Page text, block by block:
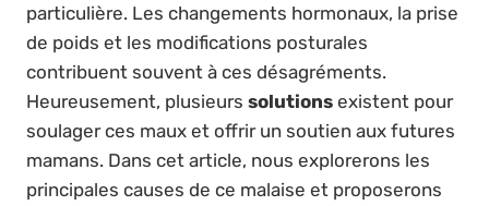
particulière. Les changements hormonaux, la prise
de poids et les modifications posturales
contribuent souvent à ces désagréments.
Heureusement, plusieurs solutions existent pour
soulager ces maux et offrir un soutien aux futures
mamans. Dans cet article, nous explorerons les
principales causes de ce malaise et proposerons